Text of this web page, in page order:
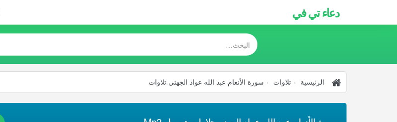
دعاء تي في
الرئيسية تلاوات سورة الأنعام عبد الله عواد الجهني تلاوات